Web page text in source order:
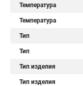
Температура
Температура
Тип
Тип
Тип изделия
Тип изделия